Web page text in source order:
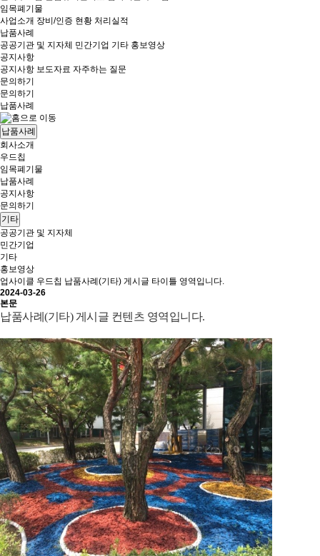
임목폐기물
사업소개 장비/인증 현황 처리실적
납품사례
공공기관 및 지자체 민간기업 기타 홍보영상
공지사항
공지사항 보도자료 자주하는 질문
문의하기
문의하기
납품사례
납품사례
회사소개
우드칩
임목폐기물
납품사례
공지사항
문의하기
기타
공공기관 및 지자체
민간기업
기타
홍보영상
업사이클 우드칩 납품사례(기타) 게시글 타이틀 영역입니다.
2024-03-26
본문
납품사례(기타) 게시글 컨텐츠 영역입니다.